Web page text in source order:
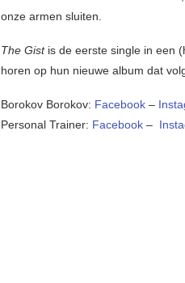
onze armen sluiten.
The Gist is de eerste single in een
horen op hun nieuwe album dat
Borokov Borokov: Facebook –
Personal Trainer: Facebook –